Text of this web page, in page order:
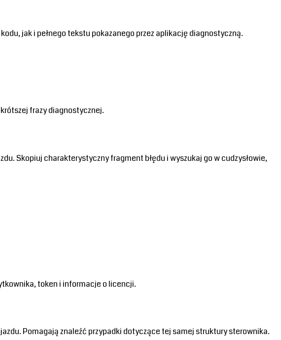
jak i pełnego tekstu pokazanego przez aplikację diagnostyczną.
frazy diagnostycznej.
Skopiuj charakterystyczny fragment błędu i wyszukaj go w cudzysłowie,
token i informacje o licencji.
Pomagają znaleźć przypadki dotyczące tej samej struktury sterownika.